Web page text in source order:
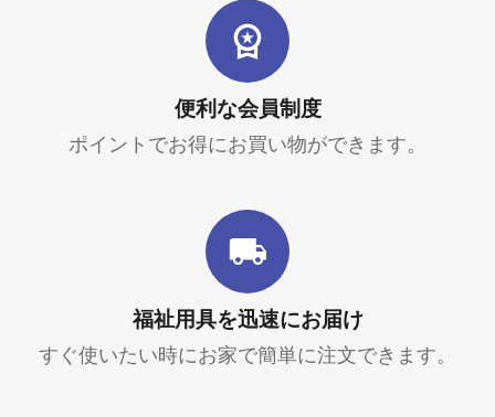
便利な会員制度
ポイントでお得にお買い物ができます。
福祉用具を迅速にお届け
すぐ使いたい時にお家で簡単に注文できます。